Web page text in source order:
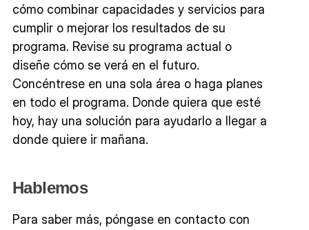
cómo combinar capacidades y servicios para
cumplir o mejorar los resultados de su
programa. Revise su programa actual o
diseñe cómo se verá en el futuro.
Concéntrese en una sola área o haga planes
en todo el programa. Donde quiera que esté
hoy, hay una solución para ayudarlo a llegar a
donde quiere ir mañana.
Hablemos
Para saber más, póngase en contacto con